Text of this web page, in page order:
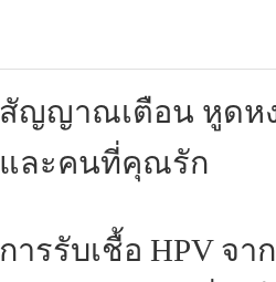
สัญญาณเตือน หูดห
และคนที่คุณรัก
การรับเชื้อ HPV จ